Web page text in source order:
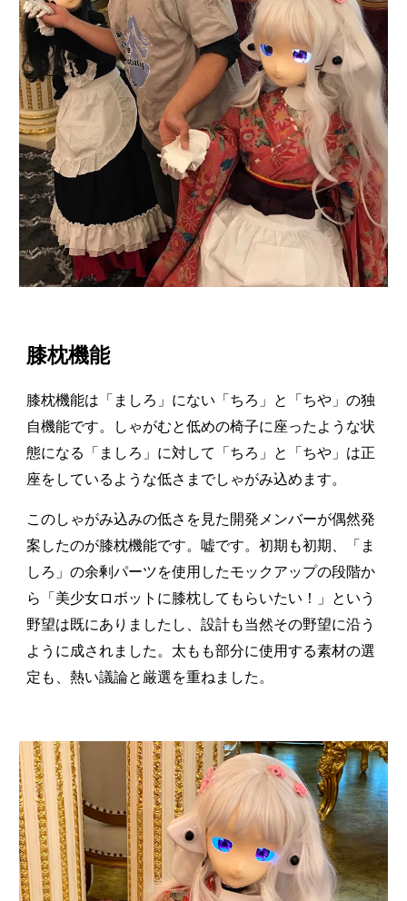
膝枕機能
膝枕機能は「ましろ」にない「ちろ」と「ちや」の独
自機能です。しゃがむと低めの椅子に座ったような状
態になる「ましろ」に対して「ちろ」と「ちや」は正
座をしているような低さまでしゃがみ込めます。
このしゃがみ込みの低さを見た開発メンバーが偶然発
案したのが膝枕機能です。嘘です。初期も初期、「ま
しろ」の余剰パーツを使用したモックアップの段階か
ら「美少女ロボットに膝枕してもらいたい！」という
野望は既にありましたし、設計も当然その野望に沿う
ように成されました。太もも部分に使用する素材の選
定も、熱い議論と厳選を重ねました。